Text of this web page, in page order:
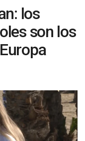
los
son los